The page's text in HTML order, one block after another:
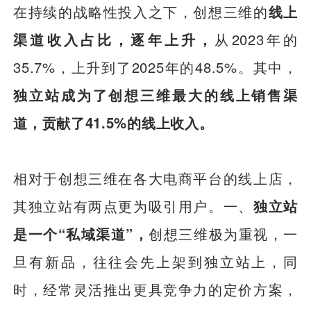
在持续的战略性投入之下，创想三维的线上
渠道收入占比，逐年上升， 从2023年的
35.7%，上升到了2025年的48.5%。其中，
独立站成为了创想三维最大的线上销售渠
道，贡献了41.5%的线上收入。
相对于创想三维在各大电商平台的线上店，
其独立站有两点更为吸引用户。一、 独立站
是一个“私域渠道”，创想三维极为重视，一
旦有新品，往往会先上架到独立站上，同
时，经常灵活推出更具竞争力的定价方案，